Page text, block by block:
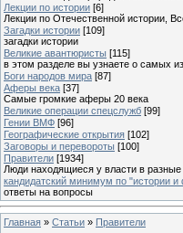
Лекции по истории [6]
Лекции по Отечественной истории,
Загадки истории [109]
загадки истории
Великие авантюристы [115]
в этом разделе вы узнаете о самых
Боги народов мира [87]
Аферы века [37]
Самые громкие аферы 20 века
Великие операции спецслужб [99]
Гении ВМФ [96]
Географические открытия [102]
Заговоры и перевороты [100]
Правители [1934]
Люди находящиеся у власти в
кандидатский минимум по "истории
ответы на вопросы
Главная » Статьи » Правители